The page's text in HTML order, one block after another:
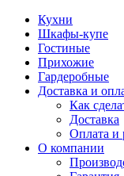
Кухни
Шкафы-купе
Гостиные
Прихожие
Гардеробные
Доставка и
Как
Доставка
Оплата и
О компании